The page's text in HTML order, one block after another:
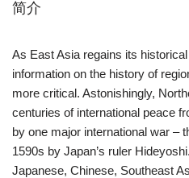
简介
As East Asia regains its
information on the history of
more critical. Astonishingly,
centuries of international peace
by one major international war –
1590s by Japan’s ruler
Japanese, Chinese, Southeast